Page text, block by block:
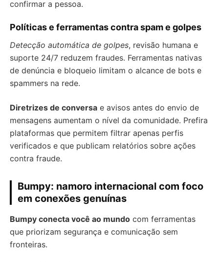
confirmar a pessoa.
Políticas e ferramentas contra spam e golpes
Detecção automática de golpes, revisão humana e
suporte 24/7 reduzem fraudes. Ferramentas nativas
de denúncia e bloqueio limitam o alcance de bots e
spammers na rede.
Diretrizes de conversa e avisos antes do envio de
mensagens aumentam o nível da comunidade. Prefira
plataformas que permitem filtrar apenas perfis
verificados e que publicam relatórios sobre ações
contra fraude.
Bumpy: namoro internacional com foco
em conexões genuínas
Bumpy conecta você ao mundo com ferramentas
que priorizam segurança e comunicação sem
fronteiras.